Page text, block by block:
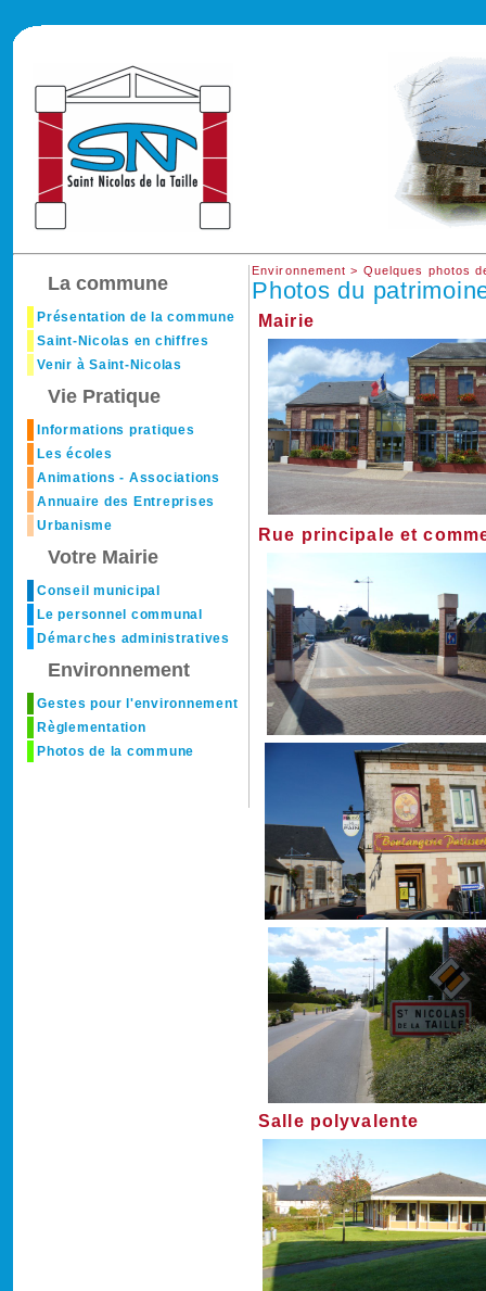
La commune
Présentation de la commune
Saint-Nicolas en chiffres
Venir à Saint-Nicolas
Vie Pratique
Informations pratiques
Les écoles
Animations - Associations
Annuaire des Entreprises
Urbanisme
Votre Mairie
Conseil municipal
Le personnel communal
Démarches administratives
Environnement
Gestes pour l'environnement
Règlementation
Photos de la commune
Environnement > Quelques photos
Photos du
Mairie
Rue principale et
Salle polyvalente